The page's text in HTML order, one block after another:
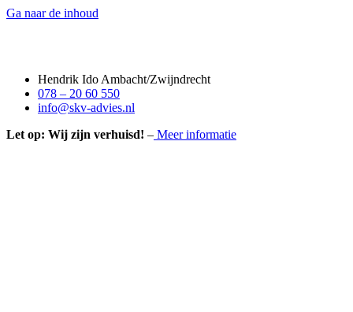
Ga naar de inhoud
Hendrik Ido Ambacht/Zwijndrecht
078 – 20 60 550
info@skv-advies.nl
Let op: Wij zijn verhuisd! – Meer informatie